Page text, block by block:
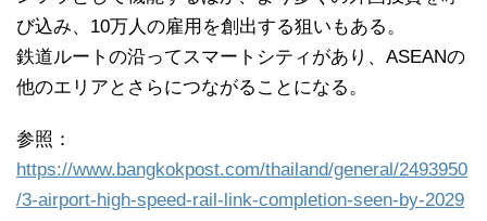
び込み、10万人の雇用を創出する狙いもある。
鉄道ルートの沿ってスマートシティがあり、ASEANの
他のエリアとさらにつながることになる。
参照：
https://www.bangkokpost.com/thailand/general/2493950
/3-airport-high-speed-rail-link-completion-seen-by-2029